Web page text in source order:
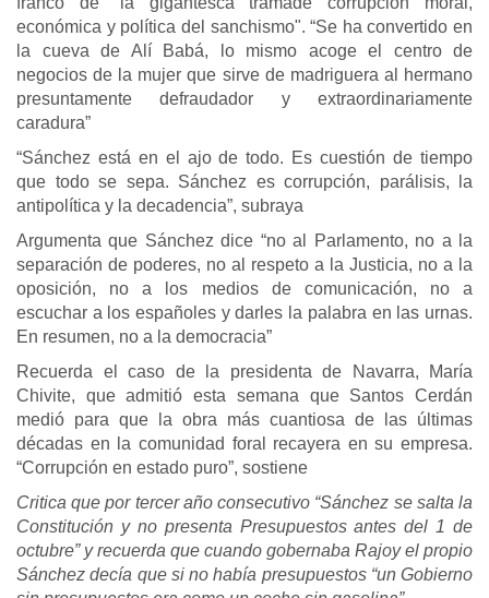
económica y política del sanchismo". “Se ha convertido en
la cueva de Alí Babá, lo mismo acoge el centro de
negocios de la mujer que sirve de madriguera al hermano
presuntamente defraudador y extraordinariamente
caradura”
“Sánchez está en el ajo de todo. Es cuestión de tiempo
que todo se sepa. Sánchez es corrupción, parálisis, la
antipolítica y la decadencia”, subraya
Argumenta que Sánchez dice “no al Parlamento, no a la
separación de poderes, no al respeto a la Justicia, no a la
oposición, no a los medios de comunicación, no a
escuchar a los españoles y darles la palabra en las urnas.
En resumen, no a la democracia”
Recuerda el caso de la presidenta de Navarra, María
Chivite, que admitió esta semana que Santos Cerdán
medió para que la obra más cuantiosa de las últimas
décadas en la comunidad foral recayera en su empresa.
“Corrupción en estado puro”, sostiene
Critica que por tercer año consecutivo “Sánchez se salta la
Constitución y no presenta Presupuestos antes del 1 de
octubre” y recuerda que cuando gobernaba Rajoy el propio
Sánchez decía que si no había presupuestos “un Gobierno